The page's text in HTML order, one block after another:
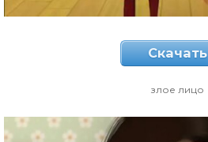
Скачать
злое лицо